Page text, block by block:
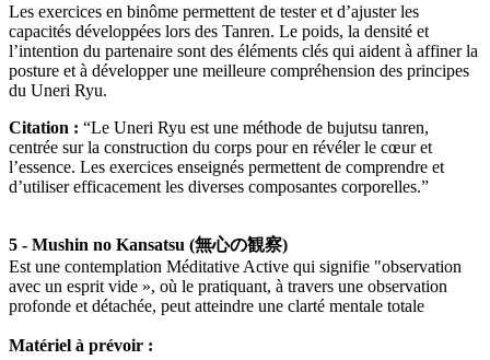
Les exercices en binôme permettent de tester et d’ajuster les
capacités développées lors des Tanren. Le poids, la densité et
l’intention du partenaire sont des éléments clés qui aident à affiner la
posture et à développer une meilleure compréhension des principes
du Uneri Ryu.
Citation : “Le Uneri Ryu est une méthode de bujutsu tanren,
centrée sur la construction du corps pour en révéler le cœur et
l’essence. Les exercices enseignés permettent de comprendre et
d’utiliser efficacement les diverses composantes corporelles.”
5 - Mushin no Kansatsu (無心の観察)
Est une contemplation Méditative Active qui signifie "observation
avec un esprit vide », où le pratiquant, à travers une observation
profonde et détachée, peut atteindre une clarté mentale totale
Matériel à prévoir :